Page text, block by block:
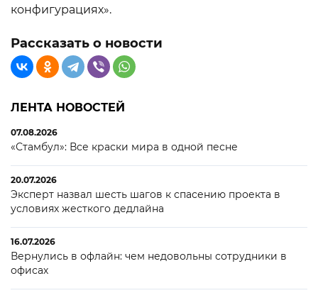
конфигурациях».
Рассказать о новости
ЛЕНТА НОВОСТЕЙ
07.08.2026
«Стамбул»: Все краски мира в одной песне
20.07.2026
Эксперт назвал шесть шагов к спасению проекта в
условиях жесткого дедлайна
16.07.2026
Вернулись в офлайн: чем недовольны сотрудники в
офисах